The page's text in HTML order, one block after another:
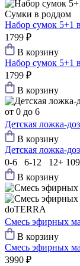
Сумки в роддом
Набор сумок 5+1
1799 ₽
В корзину
Набор сумок 5+1
1799 ₽
В корзину
от 0 до 6
Детская ложка-
В корзину
Детская ложка-
0-6 6-12 12+
В корзину
doTERRA
Смесь эфирных
В корзину
Смесь эфирных
3990 ₽